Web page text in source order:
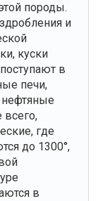
породы.
и
куски
в
печи,
всего,
где
до 1300°,
в